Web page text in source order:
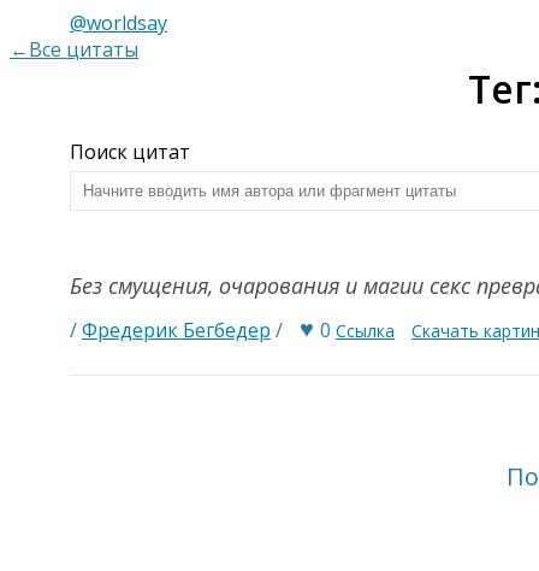
@worldsay
←Все цитаты
Поиск цитат
Без смущения, очарования и магии секс
/Фредерик Бегбедер / ♥ 0 Ссылка Скачать